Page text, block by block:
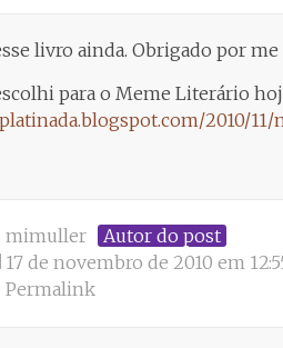
livro ainda. Obrigado por
para o Meme Literário
2010/
mimuller
Autor do post
17 de novembro de 2010 em
Permalink